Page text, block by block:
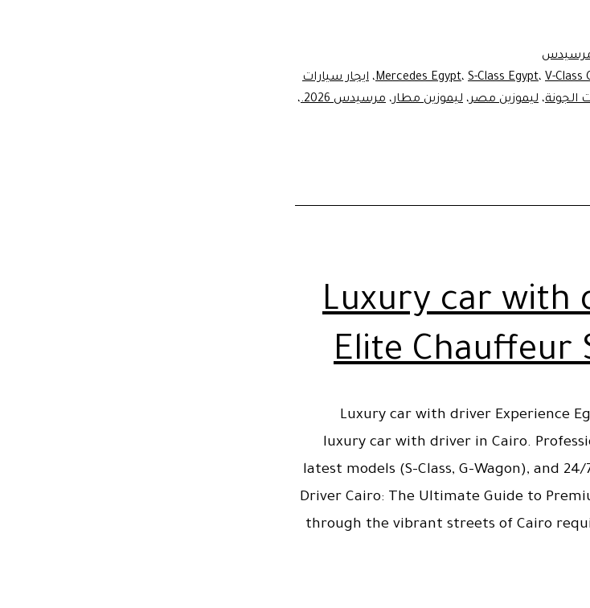
مرسيدس
Mercedes Egypt، S-Class Egypt، V-Class ، ايجار سيارات
الجونة، ليموزين مصر، ليموزين مطار، مرسيدس 2026.
،
Luxury car with
Elite Chauffeur
Luxury car with driver Experience
luxury car with driver in Cairo.
latest models (S-Class, G-Wagon), and
Driver Cairo: The Ultimate Guide to
through the vibrant streets of Cairo